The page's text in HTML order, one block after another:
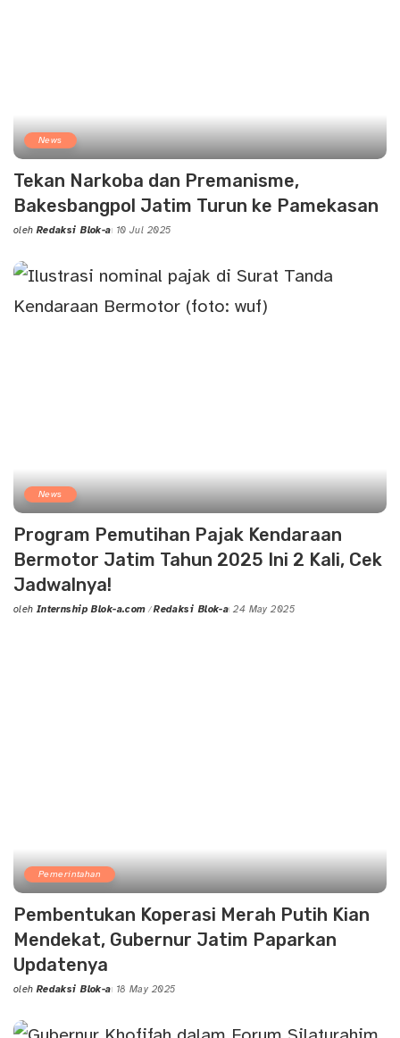
News
Tekan Narkoba dan Premanisme,
Bakesbangpol Jatim Turun ke Pamekasan
Posted
oleh Redaksi Blok-a 10 Jul 2025
News
Program Pemutihan Pajak Kendaraan
Bermotor Jatim Tahun 2025 Ini 2 Kali, Cek
Jadwalnya!
Posted
oleh Internship Blok-a.com Redaksi Blok-a 24 May 2025
Pemerintahan
Pembentukan Koperasi Merah Putih Kian
Mendekat, Gubernur Jatim Paparkan
Updatenya
Posted
oleh Redaksi Blok-a 18 May 2025